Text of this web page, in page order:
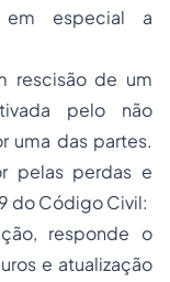
em especial a
rescisão de um
pelo não
uma das partes.
pelas perdas e
do Código Civil:
responde o
e atualização